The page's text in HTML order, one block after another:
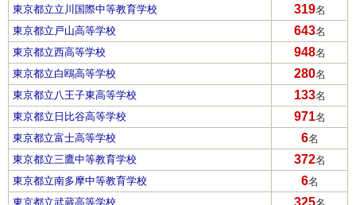
東京都立立川国際中等教育学校
319名
東京都立戸山高等学校
643名
東京都立西高等学校
948名
東京都立白鴎高等学校
280名
東京都立八王子東高等学校
133名
東京都立日比谷高等学校
971名
東京都立富士高等学校
6名
東京都立三鷹中等教育学校
372名
東京都立南多摩中等教育学校
6名
東京都立武蔵高等学校
325